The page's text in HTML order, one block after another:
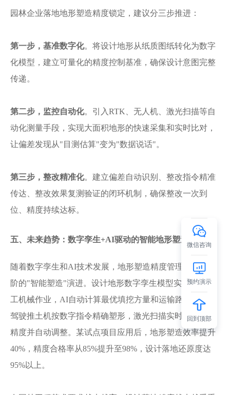
园林企业落地地形塑造精度锁定，建议分三步推进：
第一步，基准数字化。将设计地形从纸质图纸转化为数字
化模型，建立可量化的精度控制基准，确保设计意图完整
传递。
第二步，监控自动化。引入RTK、无人机、激光扫描等自
动化测量手段，实现大面积地形的快速采集和实时比对，
让偏差发现从"目测估算"变为"数据说话"。
第三步，整改精准化。建立偏差自动识别、整改指令精准
传达、整改效果复测验证的闭环机制，确保整改一次到
位、精度持续达标。
五、未来趋势：数字孪生+AI驱动的智能地形塑造
随着数字孪生和AI技术发展，地形塑造精度管理正向更高
阶的"智能塑造"演进。设计地形数字孪生模型实时指导施
工机械作业，AI自动计算最优填挖方量和运输路径，无人
驾驶推土机按数字指令精确塑形，激光扫描实时反馈塑形
精度并自动调整。某试点项目应用后，地形塑造效率提升
40%，精度合格率从85%提升至98%，设计落地还原度达
95%以上。
微信咨询
预约演示
回到顶部